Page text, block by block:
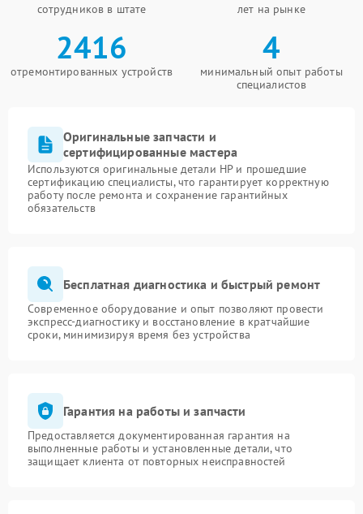
сотрудников в штате лет на рынке
2416
отремонтированных устройств
4
минимальный опыт работы
специалистов
Оригинальные запчасти и
сертифицированные мастера
Используются оригинальные детали HP и прошедшие
сертификацию специалисты, что гарантирует корректную
работу после ремонта и сохранение гарантийных
обязательств
Бесплатная диагностика и быстрый ремонт
Современное оборудование и опыт позволяют провести
экспресс-диагностику и восстановление в кратчайшие
сроки, минимизируя время без устройства
Гарантия на работы и запчасти
Предоставляется документированная гарантия на
выполненные работы и установленные детали, что
защищает клиента от повторных неисправностей